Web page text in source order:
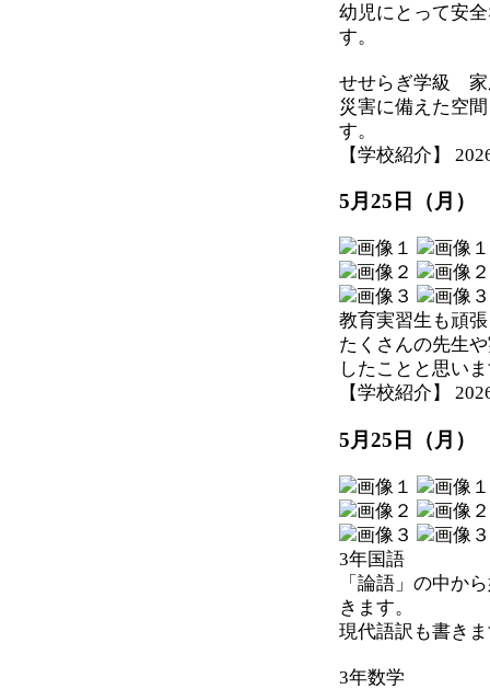
幼児にとって安
す。
せせらぎ学級 家
災害に備えた空
す。
【学校紹介】
5月25日（月
教育実習生も頑
たくさんの先生
したことと思い
【学校紹介】
5月25日（月
3年国語
「論語」の中か
きます。
現代語訳も書き
3年数学